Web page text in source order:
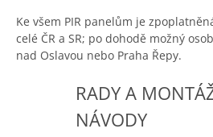
Ke všem PIR panelům je
celé ČR a SR; po dohodě možný
nad Oslavou nebo Praha Řepy.
RADY A
NÁVODY